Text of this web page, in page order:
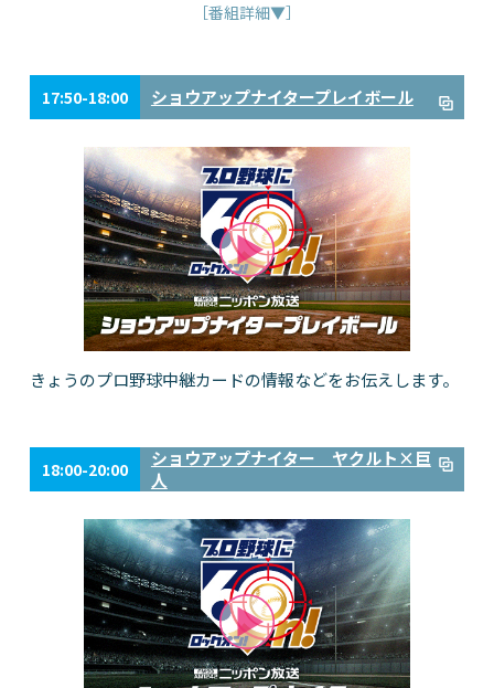
［番組詳細▼］
17:50-18:00 ショウアップナイタープレイボール
きょうのプロ野球中継カードの情報などをお伝えします。
18:00-20:00
ショウアップナイター ヤクルト×巨
人